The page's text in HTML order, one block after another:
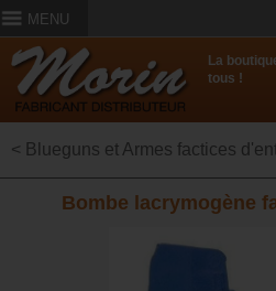
MENU
La
tous !
< Blueguns et Armes factices
Bombe lacrymogène